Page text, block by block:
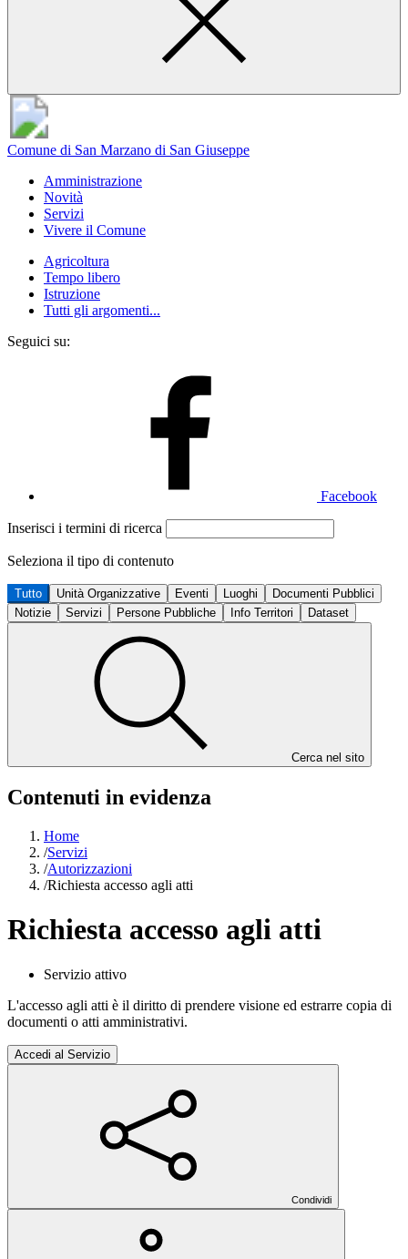
Comune di San Marzano di San Giuseppe
Amministrazione
Novità
Servizi
Vivere il Comune
Agricoltura
Tempo libero
Istruzione
Tutti gli argomenti...
Seguici su:
Facebook
Inserisci i termini di ricerca
Seleziona il tipo di contenuto
Tutto Unità Organizzative Eventi Luoghi
Documenti Pubblici
Notizie
Servizi Persone Pubbliche Info Territori Dataset
Cerca nel sito
Contenuti in evidenza
Home
/Servizi
/Autorizzazioni
/Richiesta accesso agli atti
Richiesta accesso agli atti
Servizio attivo
L'accesso agli atti è il diritto di prendere visione ed estrarre copia di
documenti o atti amministrativi.
Accedi al Servizio
Condividi